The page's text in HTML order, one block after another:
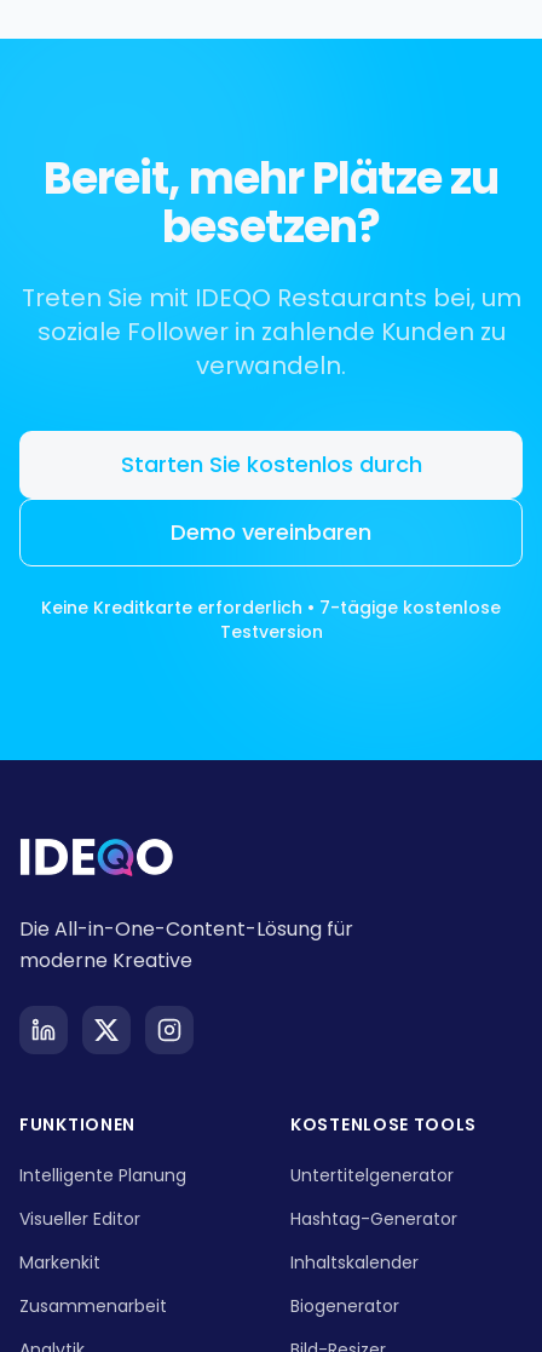
Bereit, mehr Plätze zu
besetzen?
Treten Sie mit IDEQO Restaurants bei, um
soziale Follower in zahlende Kunden zu
verwandeln.
Starten Sie kostenlos durch
Demo vereinbaren
Keine Kreditkarte erforderlich • 7-tägige kostenlose
Testversion
Die All-in-One-Content-Lösung für
moderne Kreative
FUNKTIONEN
Intelligente Planung
Visueller Editor
Markenkit
Zusammenarbeit
KOSTENLOSE TOOLS
Untertitelgenerator
Hashtag-Generator
Inhaltskalender
Biogenerator